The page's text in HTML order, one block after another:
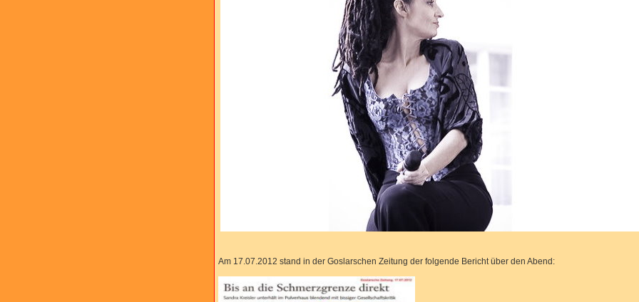
Am 17.07.2012 stand in der Goslarschen Zeitung der folgende Bericht über den Abend: